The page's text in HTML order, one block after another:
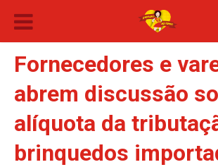
Fornecedores e
abrem discussão
alíquota da
brinquedos